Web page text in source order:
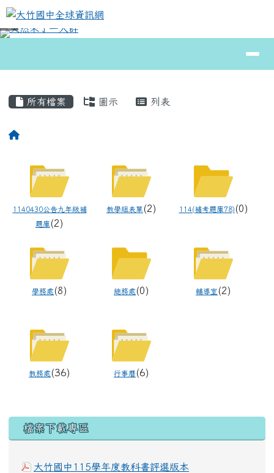
跳至主內容區
大竹國中全球資訊網
⏸
所有檔案 圖示 列表
回首頁
Files List
1140430公告九年級補
題庫 (2)
教學組表單 (2) 114(補考題庫78) (0)
學務處 (8) 總務處 (0) 輔導室 (2)
教務處 (36) 行事曆(6)
下中區域內容
檔案下載專區
大竹國中115學年度教科書評選版本